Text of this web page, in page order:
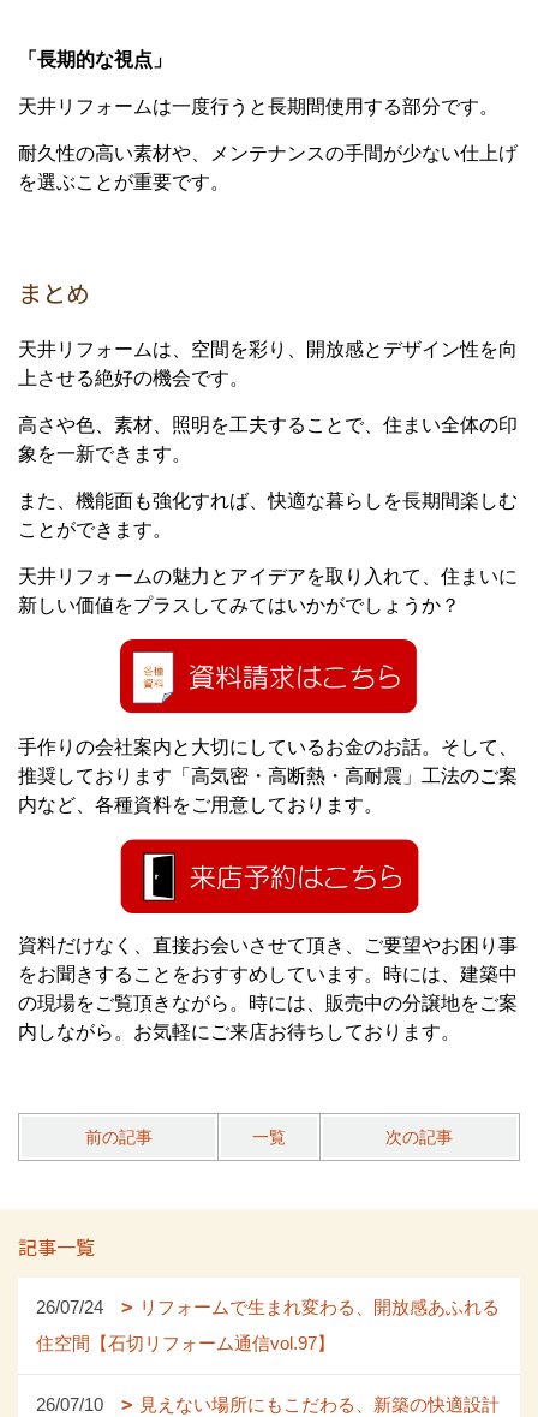
「長期的な視点」
天井リフォームは一度行うと長期間使用する部分です。
耐久性の高い素材や、メンテナンスの手間が少ない仕上げ
を選ぶことが重要です。
まとめ
天井リフォームは、空間を彩り、開放感とデザイン性を向
上させる絶好の機会です。
高さや色、素材、照明を工夫することで、住まい全体の印
象を一新できます。
また、機能面も強化すれば、快適な暮らしを長期間楽しむ
ことができます。
天井リフォームの魅力とアイデアを取り入れて、住まいに
新しい価値をプラスしてみてはいかがでしょうか？
手作りの会社案内と大切にしているお金のお話。そして、
推奨しております「高気密・高断熱・高耐震」工法のご案
内など、各種資料をご用意しております。
資料だけなく、直接お会いさせて頂き、ご要望やお困り事
をお聞きすることをおすすめしています。時には、建築中
の現場をご覧頂きながら。時には、販売中の分譲地をご案
内しながら。お気軽にご来店お待ちしております。
前の記事 一覧 次の記事
記事一覧
26/07/24
リフォームで生まれ変わる、開放感あふれる
住空間【石切リフォーム通信vol.97】
26/07/10
見えない場所にもこだわる、新築の快適設計